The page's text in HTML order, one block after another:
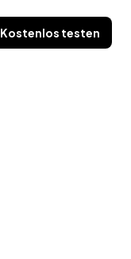
Kostenlos testen